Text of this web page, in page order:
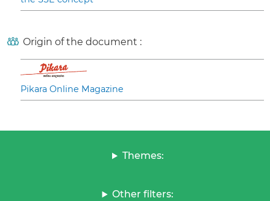
Origin of the document :
Pikara Online Magazine
Themes:
Other filters: